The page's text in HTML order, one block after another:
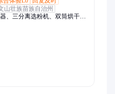
山壮族苗族自治州
、三分离选粉机、双筒烘干
干机设备、煤泥烘干机、砂浆
粉尘除尘设备、粉煤灰选粉
、选粉机、选粉机厂家